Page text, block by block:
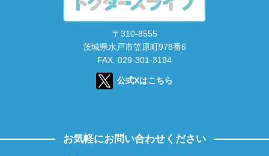
〒310-8555
茨城県水戸市笠原町978番6
FAX. 029-301-3194
公式Xはこちら
お気軽にお問い合わせください